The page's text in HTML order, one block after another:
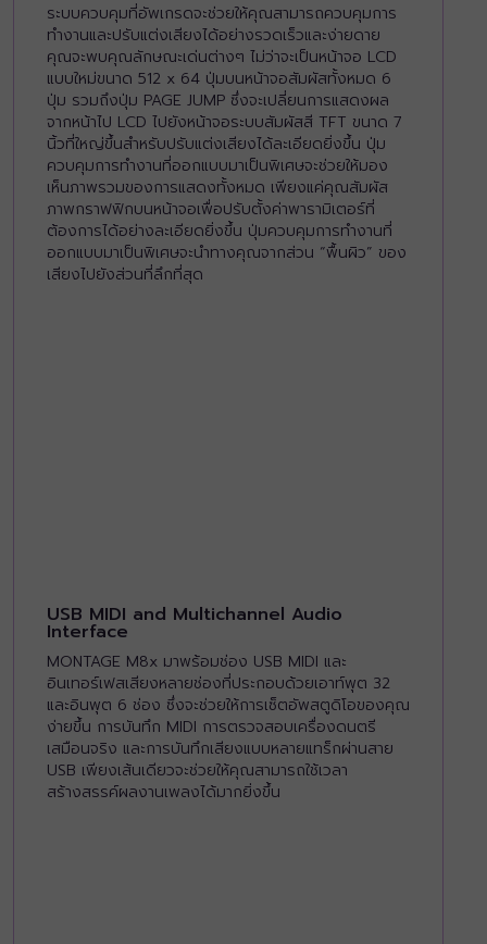
ระบบควบคุมที่อัพเกรดจะช่วยให้คุณสามารถควบคุมการ
ทำงานและปรับแต่งเสียงได้อย่างรวดเร็วและง่ายดาย
คุณจะพบคุณลักษณะเด่นต่างๆ ไม่ว่าจะเป็นหน้าจอ LCD
แบบใหม่ขนาด 512 x 64 ปุ่มบนหน้าจอสัมผัสทั้งหมด 6
ปุ่ม รวมถึงปุ่ม PAGE JUMP ซึ่งจะเปลี่ยนการแสดงผล
จากหน้าไป LCD ไปยังหน้าจอระบบสัมผัสสี TFT ขนาด 7
นิ้วที่ใหญ่ขึ้นสำหรับปรับแต่งเสียงได้ละเอียดยิ่งขึ้น ปุ่ม
ควบคุมการทำงานที่ออกแบบมาเป็นพิเศษจะช่วยให้มอง
เห็นภาพรวมของการแสดงทั้งหมด เพียงแค่คุณสัมผัส
ภาพกราฟฟิกบนหน้าจอเพื่อปรับตั้งค่าพารามิเตอร์ที่
ต้องการได้อย่างละเอียดยิ่งขึ้น ปุ่มควบคุมการทำงานที่
ออกแบบมาเป็นพิเศษจะนำทางคุณจากส่วน “พื้นผิว” ของ
เสียงไปยังส่วนที่ลึกที่สุด
USB MIDI and Multichannel Audio
Interface
MONTAGE M8x มาพร้อมช่อง USB MIDI และ
อินเทอร์เฟสเสียงหลายช่องที่ประกอบด้วยเอาท์พุต 32
และอินพุต 6 ช่อง ซึ่งจะช่วยให้การเซ็ตอัพสตูดิโอของคุณ
ง่ายขึ้น การบันทึก MIDI การตรวจสอบเครื่องดนตรี
เสมือนจริง และการบันทึกเสียงแบบหลายแทร็กผ่านสาย
USB เพียงเส้นเดียวจะช่วยให้คุณสามารถใช้เวลา
สร้างสรรค์ผลงานเพลงได้มากยิ่งขึ้น